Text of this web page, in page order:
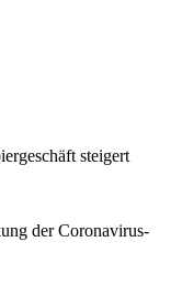
steigert
der Coronavirus-